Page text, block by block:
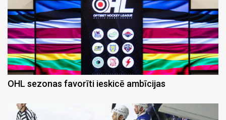
OHL sezonas favorīti ieskicē ambīcijas